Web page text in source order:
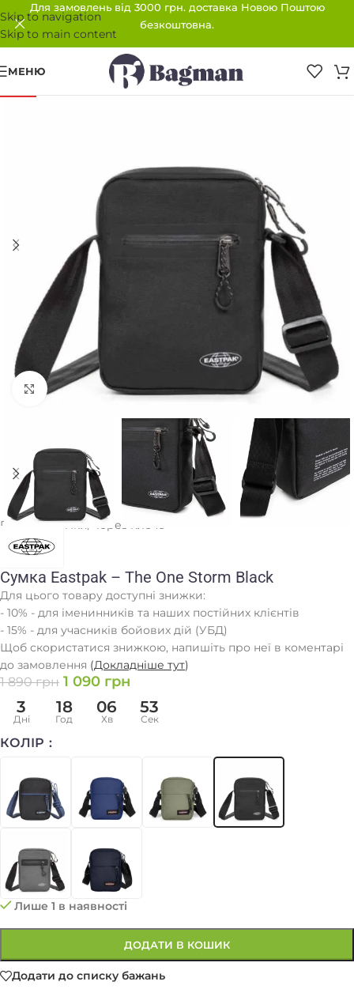
Skip to navigation
Skip to main content
Для замовлень від 3000 грн. доставка Новою Поштою
безкоштовна.
МЕНЮ
Клацніть, щоб збільшити
Головна/Сумки/ Через плече
Сумка Eastpak – The One Storm Black
Для цього товару доступні знижки:
- 10% - для іменинників та наших постійних клієнтів
- 15% - для учасників бойових дій (УБД)
Щоб скористатися знижкою, напишіть про неї в коментарі
до замовлення (Докладніше тут)
1 890грн 1 090 грн
3
Дні
18
Год
06
Хв
53
Сек
КОЛІР
Лише 1 в наявності
ДОДАТИ В КОШИК
Додати до списку бажань